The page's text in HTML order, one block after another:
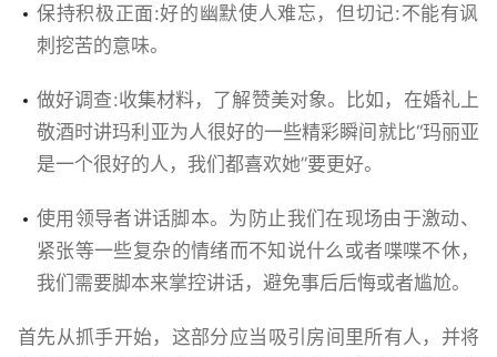
保持积极正面:好的幽默使人难忘，但切记:不能有讽
刺挖苦的意味。
做好调查:收集材料，了解赞美对象。比如，在婚礼上
敬酒时讲玛利亚为人很好的一些精彩瞬间就比“玛丽亚
是一个很好的人，我们都喜欢她”要更好。
使用领导者讲话脚本。为防止我们在现场由于激动、
紧张等一些复杂的情绪而不知说什么或者喋喋不休，
我们需要脚本来掌控讲话，避免事后后悔或者尴尬。
首先从抓手开始，这部分应当吸引房间里所有人，并将